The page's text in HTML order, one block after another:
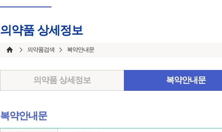
의약품 상세정보
의약품검색 복약안내문
의약품 상세정보 복약안내문
복약안내문